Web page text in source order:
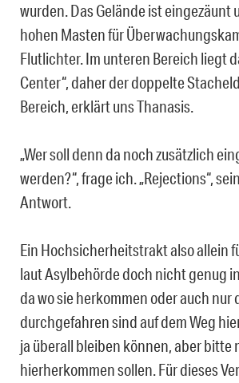
wurden. Das Gelände ist eingezäunt
hohen Masten für
Flutlichter. Im unteren Bereich liegt
Center“, daher der doppelte
Bereich, erklärt uns Thanasis.
„Wer soll denn da noch zusätzlich
werden?“, frage ich. „Rejections“,
Antwort.
Ein Hochsicherheitstrakt also allein
laut Asylbehörde doch nicht genug
da wo sie herkommen oder auch nur
durchgefahren sind auf dem Weg
ja überall bleiben können, aber bitte
hierherkommen sollen. Für dieses